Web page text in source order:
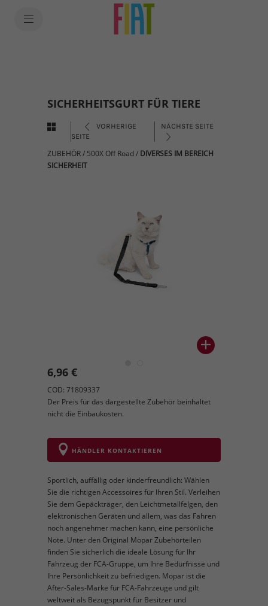
SICHERHEITSGURT FÜR TIERE
VORHERIGE
SEITE
NÄCHSTE SEITE
ZUBEHÖR/ 500X Off Road/ DIVERSES IM BEREICH
SICHERHEIT
6,96 €
COD: 71809337
Der Preis für das dargestellte Zubehör beinhaltet
nicht die Einbaukosten.
HÄNDLER KONTAKTIEREN
Sportlich, auffällig oder kinderfreundlich: Wählen
Sie die richtigen Accessoires für Ihren Stil. Verleihen
Sie dem Gepäckträger, den Leichtmetallfelgen, den
elektronischen Geräten und allem, was das Fahren
noch angenehmer machen kann, eine persönliche
Note. Unter den Original Mopar Zubehörteilen
finden Sie sicherlich die ideale Lösung für Ihr
Fahrzeug der FCA-Gruppe, um Ihre Bedürfnisse und
Ihre Persönlichkeit zu befriedigen. Mopar ist die
After-Sales-Marke für FCA-Fahrzeuge und gilt
weltweit als Bezugspunkt für Besitzer und